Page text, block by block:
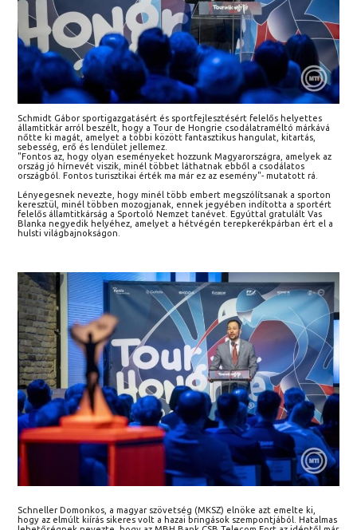
Schmidt Gábor sportigazgatásért és sportfejlesztésért felelős helyettes
államtitkár arról beszélt, hogy a Tour de Hongrie csodálatraméltó márkává
nőtte ki magát, amelyet a többi között fantasztikus hangulat, kitartás,
sebesség, erő és lendület jellemez.
"Fontos az, hogy olyan eseményeket hozzunk Magyarországra, amelyek az
ország jó hírnevét viszik, minél többet láthatnak ebből a csodálatos
országból. Fontos turisztikai érték ma már ez az esemény"- mutatott rá.
Lényegesnek nevezte, hogy minél több embert megszólítsanak a sporton
keresztül, minél többen mozogjanak, ennek jegyében indította a sportért
felelős államtitkárság a Sportoló Nemzet tanévet. Egyúttal gratulált Vas
Blanka negyedik helyéhez, amelyet a hétvégén terepkerékpárban ért el a
hulsti világbajnokságon.
Schneller Domonkos, a magyar szövetség (MKSZ) elnöke azt emelte ki,
hogy az elmúlt kiírás sikeres volt a hazai bringások szempontjából. Hatalmas